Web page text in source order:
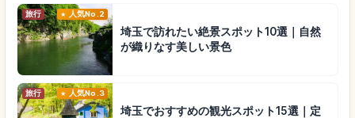
旅行 人気No.2
埼玉で訪れたい絶景スポット10選｜自然
が織りなす美しい景色
旅行 人気No.3
埼玉でおすすめの観光スポット15選｜定